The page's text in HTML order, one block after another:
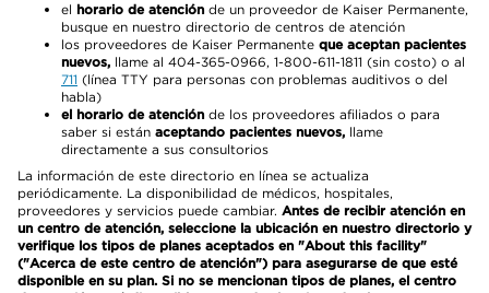
el horario de atención de un proveedor de Kaiser Permanente,
busque en nuestro directorio de centros de atención
los proveedores de Kaiser Permanente que aceptan pacientes
nuevos, llame al 404-365-0966, 1-800-611-1811 (sin costo) o al
711 (línea TTY para personas con problemas auditivos o del
habla)
el horario de atención de los proveedores afiliados o para
saber si están aceptando pacientes nuevos, llame
directamente a sus consultorios
La información de este directorio en línea se actualiza
periódicamente. La disponibilidad de médicos, hospitales,
proveedores y servicios puede cambiar. Antes de recibir atención en
un centro de atención, seleccione la ubicación en nuestro directorio y
verifique los tipos de planes aceptados en "About this facility"
("Acerca de este centro de atención") para asegurarse de que esté
disponible en su plan. Si no se mencionan tipos de planes, el centro